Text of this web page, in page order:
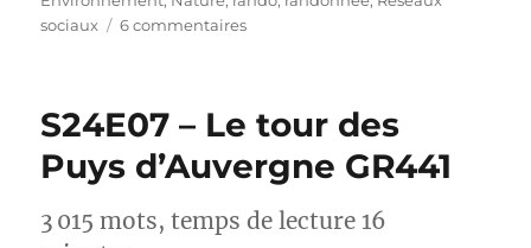
sociaux
6 commentairessur
vos
de
S24E07 – Le tour des
Puys d’Auvergne GR441
3 015 mots, temps de lecture 16